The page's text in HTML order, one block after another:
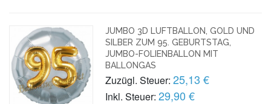
JUMBO 3D LUFTBALLON, GOLD UND
SILBER ZUM 95. GEBURTSTAG,
JUMBO-FOLIENBALLON MIT
BALLONGAS
Zuzügl. Steuer: 25,13 €
Inkl. Steuer: 29,90 €